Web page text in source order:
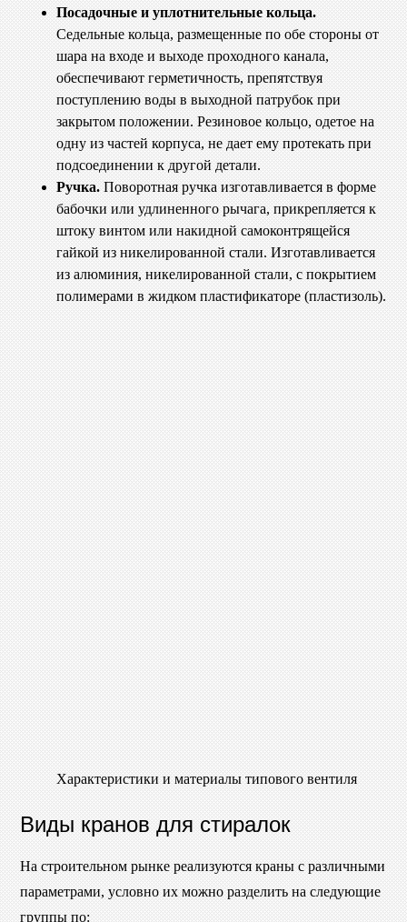
Посадочные и уплотнительные кольца.
Седельные кольца, размещенные по обе стороны от
шара на входе и выходе проходного канала,
обеспечивают герметичность, препятствуя
поступлению воды в выходной патрубок при
закрытом положении. Резиновое кольцо, одетое на
одну из частей корпуса, не дает ему протекать при
подсоединении к другой детали.
Ручка. Поворотная ручка изготавливается в форме
бабочки или удлиненного рычага, прикрепляется к
штоку винтом или накидной самоконтрящейся
гайкой из никелированной стали. Изготавливается
из алюминия, никелированной стали, с покрытием
полимерами в жидком пластификаторе (пластизоль).
Характеристики и материалы типового вентиля
Виды кранов для стиралок
На строительном рынке реализуются краны с различными
параметрами, условно их можно разделить на следующие
группы по: